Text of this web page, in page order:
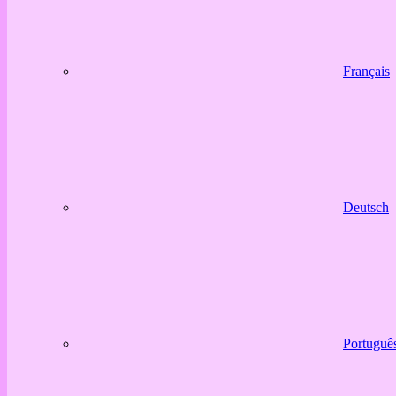
Français
Deutsch